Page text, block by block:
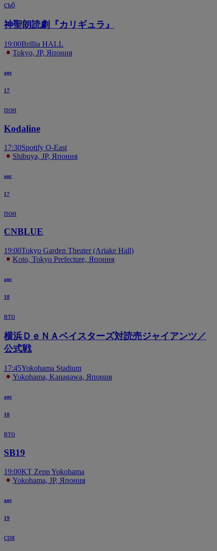
съб
神聖朗読劇『カリギュラ』
19:00Brillia HALL
Tokyo, JP, Япония
авг
17
пон
Kodaline
17:30Spotify O-East
Shibuya, JP, Япония
авг
17
пон
CNBLUE
19:00Tokyo Garden Theater (Ariake Hall)
Koto, Tokyo Prefecture, Япония
авг
18
вто
横浜ＤｅＮＡベイスターズ対読売ジャイアンツ／
公式戦
17:45Yokohama Stadium
Yokohama, Kanagawa, Япония
авг
18
вто
SB19
19:00KT Zepp Yokohama
Yokohama, JP, Япония
авг
19
сря